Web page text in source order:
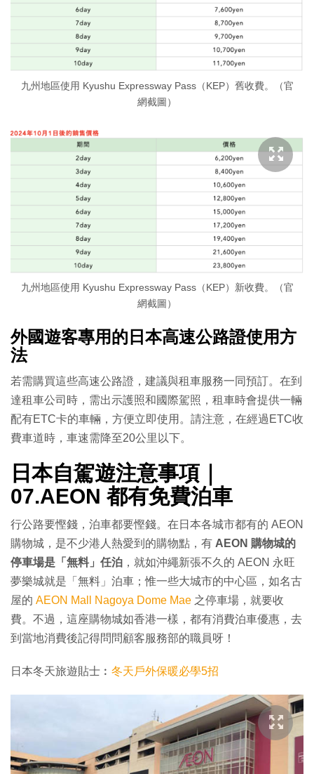
九州地區使用 Kyushu Expressway Pass（KEP）舊收費。（官
網截圖）
九州地區使用 Kyushu Expressway Pass（KEP）新收費。（官
網截圖）
外國遊客專用的日本高速公路證使用方
法
若需購買這些高速公路證，建議與租車服務一同預訂。在到
達租車公司時，需出示護照和國際駕照，租車時會提供一輛
配有ETC卡的車輛，方便立即使用。請注意，在經過ETC收
費車道時，車速需降至20公里以下。
日本自駕遊注意事項｜
07.AEON 都有免費泊車
行公路要慳錢，泊車都要慳錢。在日本各城市都有的 AEON
購物城，是不少港人熱愛到的購物點，有 AEON 購物城的
停車場是「無料」任泊 ，就如沖繩新張不久的 AEON 永旺
夢樂城就是「無料」泊車；惟一些大城市的中心區，如名古
屋的 AEON Mall Nagoya Dome Mae 之停車場，就要收
費。不過，這座購物城如香港一樣，都有消費泊車優惠，去
到當地消費後記得問問顧客服務部的職員呀！
日本冬天旅遊貼士︰ 冬天戶外保暖必學5招